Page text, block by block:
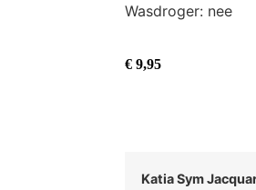
Wasdroger: nee
€ 9,95
Katia Sym